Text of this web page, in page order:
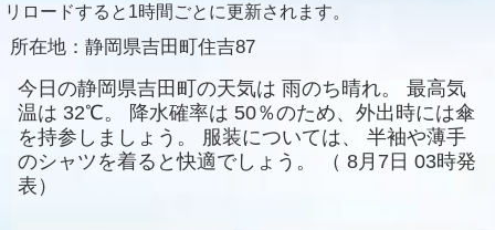
リロードすると1時間ごとに更新されます。
所在地： 静岡県吉田町住吉87
今日の静岡県吉田町の天気は 雨のち晴れ。
最高気
温は 32℃。 降水確率は 50％のため、外出時には傘
を持参しましょう。
服装については、
半袖や薄手
のシャツを着ると快適でしょう。
（ 8月7日 03時発
表）